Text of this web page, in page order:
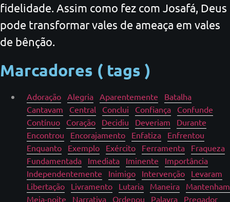
fidelidade. Assim como fez com Josafá, Deus
pode transformar vales de ameaça em vales
de bênção.
Marcadores ( tags )
Adoração Alegria Aparentemente
Batalha
Cantavam
Central Conclui Confiança
Confunde
Contínuo
Coração Decidiu Deveriam
Durante
Encontrou
Encorajamento Enfatiza
Enfrentou
Enquanto
Exemplo Exército Ferramenta
Fraqueza
Fundamentada
Imediata Iminente
Importância
Independentemente
Inimigo Intervenção
Levaram
Libertação
Livramento Lutaria Maneira
Mantenham
Meia-noite
Narrativa Ordenou Palavra
Pregador